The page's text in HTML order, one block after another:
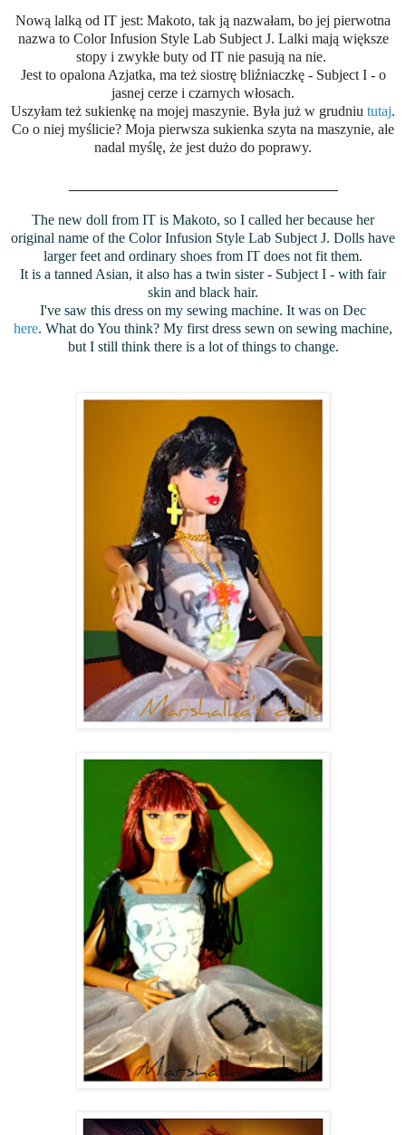
Nową lalką od IT jest: Makoto, tak ją nazwałam, bo jej pierwotna
nazwa to Color Infusion Style Lab Subject J. Lalki mają większe
stopy i zwykłe buty od IT nie pasują na nie.
Jest to opalona Azjatka, ma też siostrę bliźniaczkę - Subject I - o
jasnej cerze i czarnych włosach.
Uszyłam też sukienkę na mojej maszynie. Była już w grudniu tutaj.
Co o niej myślicie? Moja pierwsza sukienka szyta na maszynie, ale
nadal myślę, że jest dużo do poprawy.
The new doll from IT is Makoto, so I called her because her
original name of the Color Infusion Style Lab Subject J. Dolls have
larger feet and ordinary shoes from IT does not fit them.
It is a tanned Asian, it also has a twin sister - Subject I - with fair
skin and black hair.
I've saw this dress on my sewing machine. It was on Dec
here. What do You think? My first dress sewn on sewing machine,
but I still think there is a lot of things to change.